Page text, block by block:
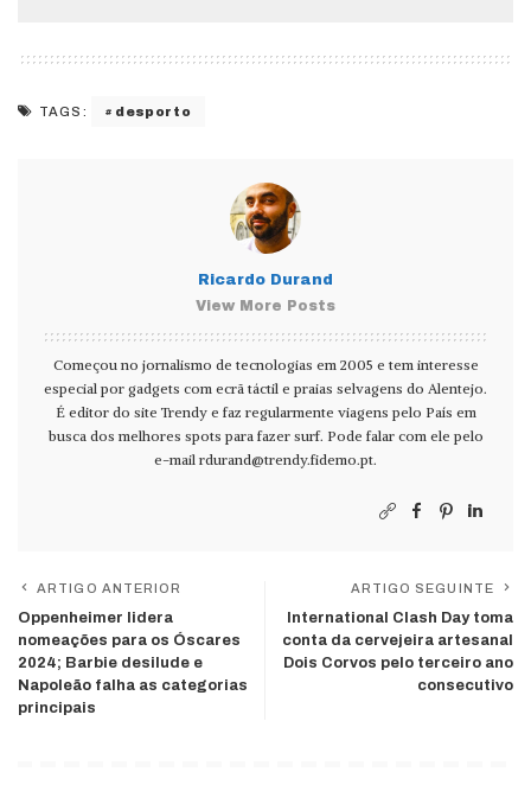
TAGS: desporto
Ricardo Durand
View More Posts
Começou no jornalismo de tecnologias em 2005 e tem interesse
especial por gadgets com ecrã táctil e praias selvagens do Alentejo.
É editor do site Trendy e faz regularmente viagens pelo País em
busca dos melhores spots para fazer surf. Pode falar com ele pelo
e-mail rdurand@trendy.fidemo.pt.
ARTIGO ANTERIOR
Oppenheimer lidera
nomeações para os Óscares
2024; Barbie desilude e
Napoleão falha as categorias
principais
ARTIGO SEGUINTE
International Clash Day toma
conta da cervejeira artesanal
Dois Corvos pelo terceiro ano
consecutivo